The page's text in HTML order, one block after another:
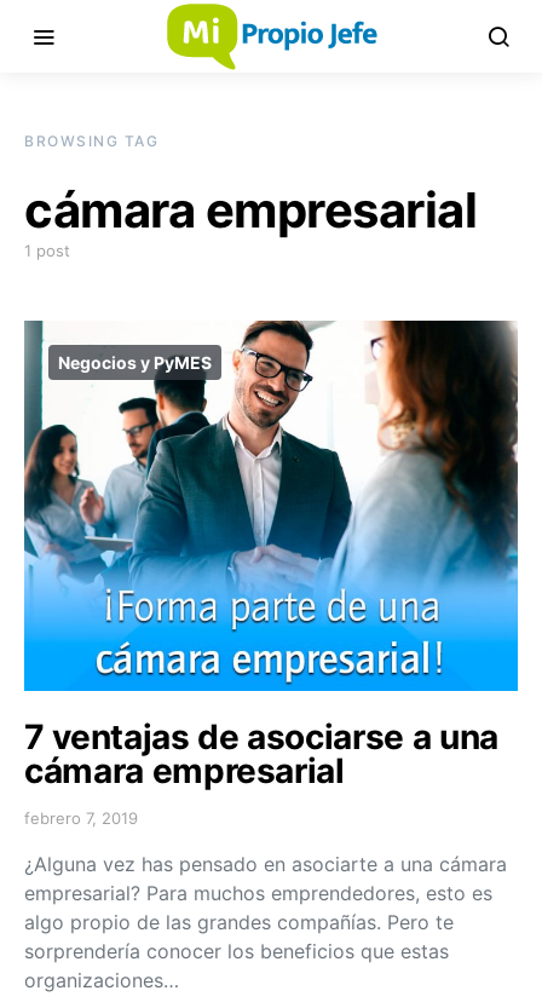
BROWSING TAG
cámara empresarial
1 post
Negocios y PyMES
7 ventajas de asociarse a una
cámara empresarial
febrero 7, 2019
¿Alguna vez has pensado en asociarte a una cámara
empresarial? Para muchos emprendedores, esto es
algo propio de las grandes compañías. Pero te
sorprendería conocer los beneficios que estas
organizaciones…